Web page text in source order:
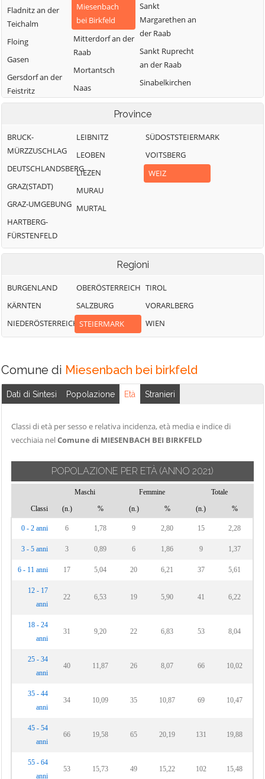
Fladnitz an der
Teichalm
Floing
Gasen
Gersdorf an der
Feistritz
Stenzengreith
der Raab
Miesenbach
bei Birkfeld
Mitterdorf an der
Raab
Mortantsch
Naas
Passail
Kulm
Puch bei Weiz
Ratten
Sankt
Margarethen an
der Raab
Sankt Ruprecht
an der Raab
Sinabelkirchen
Strallegg
Thannhausen
Weiz
Province
BRUCK-
MÜRZZUSCHLAG
DEUTSCHLANDSBERG
GRAZ(STADT)
GRAZ-UMGEBUNG
HARTBERG-
FÜRSTENFELD
LEIBNITZ
LEOBEN
LIEZEN
MURAU
MURTAL
SÜDOSTSTEIERMARK
VOITSBERG
WEIZ
Regioni
BURGENLAND
KÄRNTEN
NIEDERÖSTERREICH
OBERÖSTERREICH
SALZBURG
STEIERMARK
TIROL
VORARLBERG
WIEN
Comune di Miesenbach bei birkfeld
Dati di Sintesi Popolazione Età Stranieri
Classi di età per sesso e relativa incidenza, età media e indice di
vecchiaia nelComune di MIESENBACH BEI BIRKFELD
POPOLAZIONE PER ETÀ (ANNO 2021)
Maschi Femmine
Totale
Classi
(n.) % (n.) % (n.) %
0 - 2 anni 6 1,78 9 2,80 15 2,28
3 - 5 anni 3 0,89 6 1,86 9 1,37
6 - 11 anni 17 5,04 20 6,21 37 5,61
12 - 17
anni
22 6,53 19 5,90 41 6,22
18 - 24
anni
31 9,20 22 6,83 53 8,04
25 - 34
anni
40 11,87 26 8,07 66 10,02
35 - 44
anni
34 10,09 35 10,87 69 10,47
45 - 54
anni
66 19,58 65 20,19 131 19,88
55 - 64
anni
53 15,73 49 15,22 102 15,48